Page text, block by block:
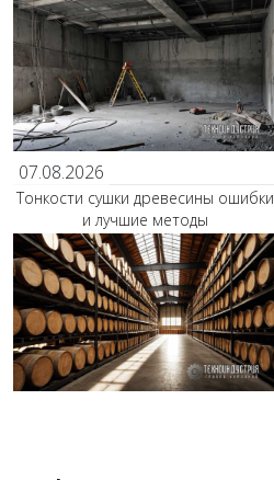
07.08.2026
Тонкости сушки древесины ошибки
и лучшие методы